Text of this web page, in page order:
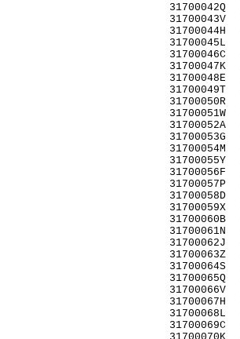
31700042Q
31700043V
31700044H
31700045L
31700046C
31700047K
31700048E
31700049T
31700050R
31700051W
31700052A
31700053G
31700054M
31700055Y
31700056F
31700057P
31700058D
31700059X
31700060B
31700061N
31700062J
31700063Z
31700064S
31700065Q
31700066V
31700067H
31700068L
31700069C